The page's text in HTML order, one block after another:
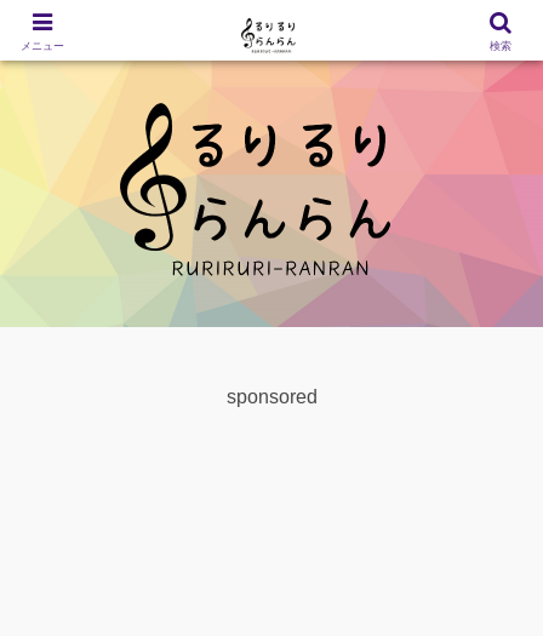
sponsored
メニュー 検索